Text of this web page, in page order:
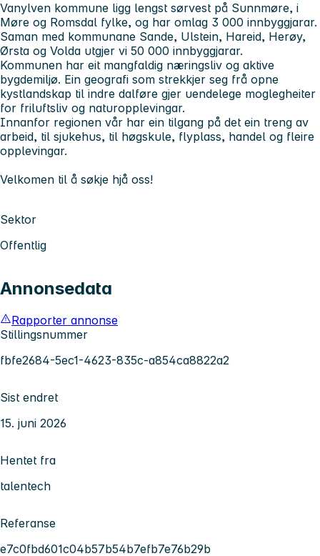
Vanylven kommune ligg lengst sørvest på Sunnmøre, i
Møre og Romsdal fylke, og har omlag 3 000 innbyggjarar.
Saman med kommunane Sande, Ulstein, Hareid, Herøy,
Ørsta og Volda utgjer vi 50 000 innbyggjarar.
Kommunen har eit mangfaldig næringsliv og aktive
bygdemiljø. Ein geografi som strekkjer seg frå opne
kystlandskap til indre dalføre gjer uendelege moglegheiter
for friluftsliv og naturopplevingar.
Innanfor regionen vår har ein tilgang på det ein treng av
arbeid, til sjukehus, til høgskule, flyplass, handel og fleire
opplevingar.
Velkomen til å søkje hjå oss!
Sektor
Offentlig
Annonsedata
Rapporter annonse
Stillingsnummer
fbfe2684-5ec1-4623-835c-a854ca8822a2
Sist endret
15. juni 2026
Hentet fra
talentech
Referanse
e7c0fbd601c04b57b54b7efb7e76b29b